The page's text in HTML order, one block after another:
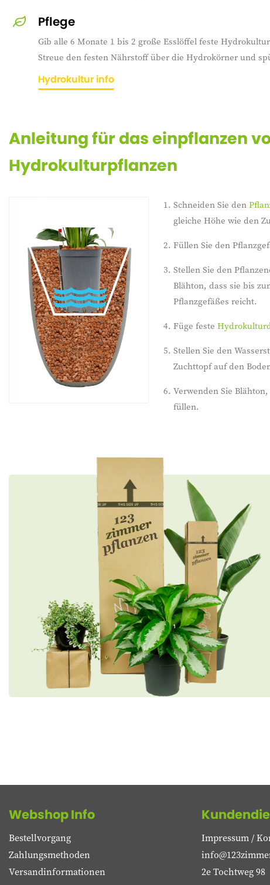
Pflege
Gib alle 6 Monate 1 bis 2 große Esslöffel feste
Streue den festen Nährstoff über die Hydrokörner und
Hydrokultur info
Anleitung für das einpflanzen
Hydrokulturpflanzen
Schneiden Sie den
gleiche Höhe wie den
Füllen Sie den
Stellen Sie den
Blähton, dass sie bis
Pflanzgefäßes reicht.
Füge feste
Stellen Sie den
Zuchttopf auf den
Verwenden Sie
füllen.
Webshop Info
Bestellvorgang
Zahlungsmethoden
Versandinformationen
Impressum /
2e Tochtweg 98